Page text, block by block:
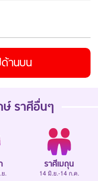
านบน
ษ์ราศีอื่นๆ
.
ราศีเมถุน
14 มิ.ย.-14 ก.ค.